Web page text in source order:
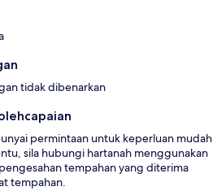
tidak dibenarkan
permintaan untuk keperluan mudah
sila hubungi hartanah menggunakan
tempahan yang diterima
tempahan.